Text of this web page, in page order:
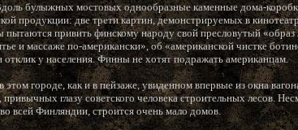
булыжных мостовых однообразные каменные дома-
продукции: две трети картин, демонстрируемых в
привить финскому народу свой пресловутый «образ
и массаже по-американски», об «американской чистке
у населения. Финны не хотят подражать американцам.
этом городе, как и в пейзаже, увиденном впервые из окна
привычных глазу советского человека строительных лесов.
всей Финляндии, строится очень мало домов.